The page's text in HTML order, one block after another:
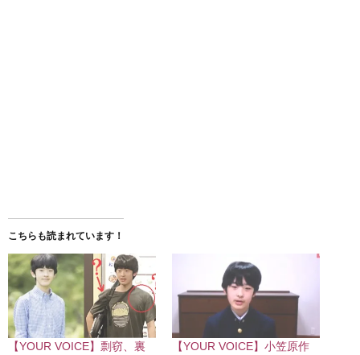
こちらも読まれています！
【YOUR VOICE】剽窃、裏
【YOUR VOICE】小笠原作